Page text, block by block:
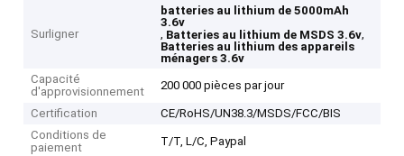
Surligner
batteries au lithium de 5000mAh
3.6v
, Batteries au lithium de MSDS 3.6v,
Batteries au lithium des appareils
ménagers 3.6v
Capacité
d'approvisionnement
200 000 pièces par jour
Certification
CE/RoHS/UN38.3/MSDS/FCC/BIS
Conditions de
paiement
T/T, L/C, Paypal